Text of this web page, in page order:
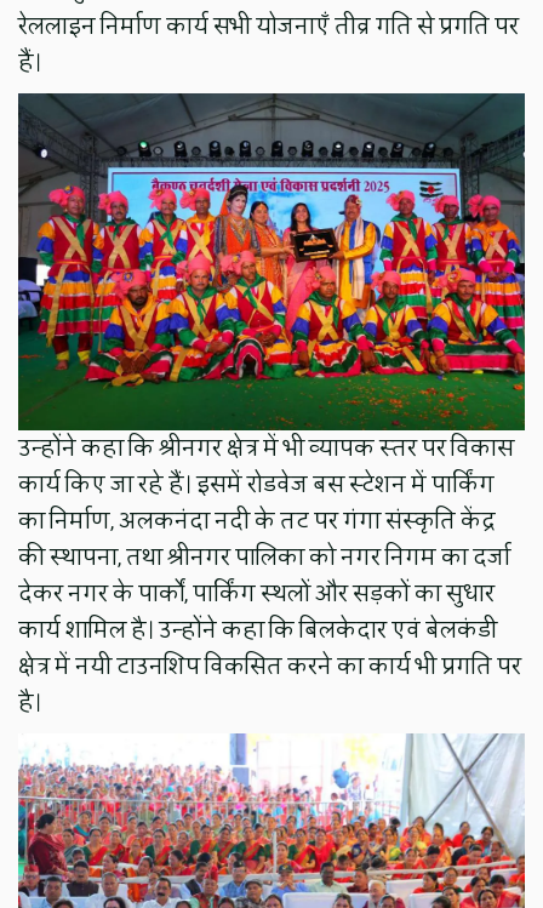
रेललाइन निर्माण कार्य सभी योजनाएँ तीव्र गति से प्रगति पर
हैं।
उन्होंने कहा कि श्रीनगर क्षेत्र में भी व्यापक स्तर पर विकास
कार्य किए जा रहे हैं। इसमें रोडवेज बस स्टेशन में पार्किंग
का निर्माण, अलकनंदा नदी के तट पर गंगा संस्कृति केंद्र
की स्थापना, तथा श्रीनगर पालिका को नगर निगम का दर्जा
देकर नगर के पार्कों, पार्किंग स्थलों और सड़कों का सुधार
कार्य शामिल है। उन्होंने कहा कि बिलकेदार एवं बेलकंडी
क्षेत्र में नयी टाउनशिप विकसित करने का कार्य भी प्रगति पर
है।